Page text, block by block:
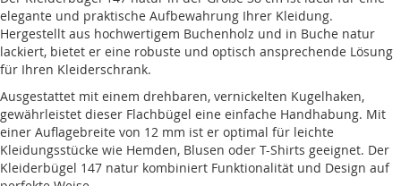
elegante und praktische Aufbewahrung Ihrer Kleidung.
Hergestellt aus hochwertigem Buchenholz und in Buche natur
lackiert, bietet er eine robuste und optisch ansprechende Lösung
für Ihren Kleiderschrank.
Ausgestattet mit einem drehbaren, vernickelten Kugelhaken,
gewährleistet dieser Flachbügel eine einfache Handhabung. Mit
einer Auflagebreite von 12 mm ist er optimal für leichte
Kleidungsstücke wie Hemden, Blusen oder T-Shirts geeignet. Der
Kleiderbügel 147 natur kombiniert Funktionalität und Design auf